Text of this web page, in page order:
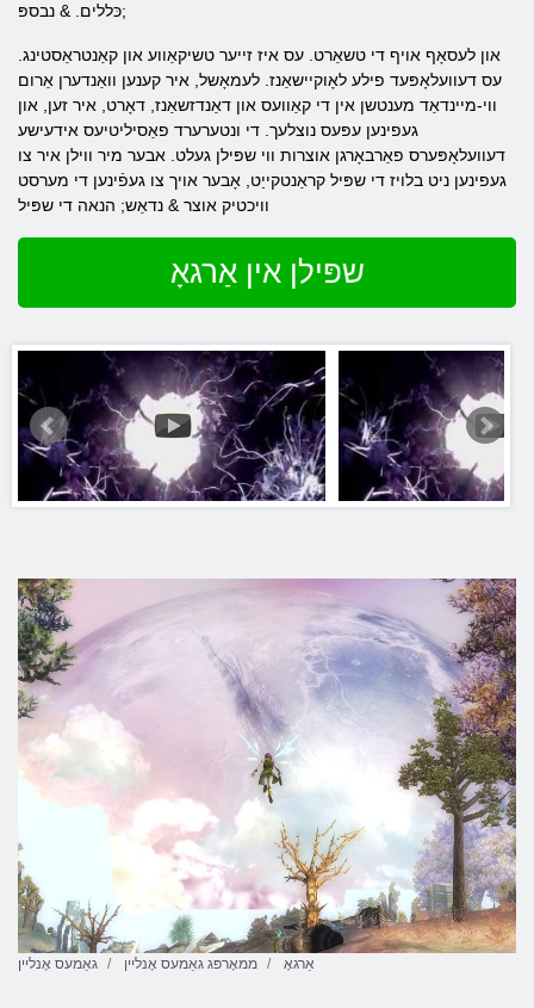
כּללים. & נבספּ;
און לעסאָף אויף די טשאַרט. עס איז זייער טשיקאַווע און קאַנטראַסטינג.
עס דעוועלאָפּעד פילע לאָוקיישאַנז. לעמאָשל, איר קענען וואַנדערן אַרום
ווי-מיינדאַד מענטשן אין די קאַוועס און דאַנדזשאַנז, דאָרט, איר זען, און
געפינען עפּעס נוצלעך. די ונטערערד פאַסיליטיעס אידעישע
דעוועלאָפּערס פאַרבאָרגן אוצרות ווי שפּילן געלט. אבער מיר ווילן איר צו
געפינען ניט בלויז די שפּיל קראַנטקייַט, אָבער אויך צו געפֿינען די מערסט
וויכטיק אוצר & נדאַש; הנאה די שפּיל
שפּילן אין אַרגאָ
גאַמעס אָנליין ממאָרפּג גאַמעס אָנליין אַרגאָ